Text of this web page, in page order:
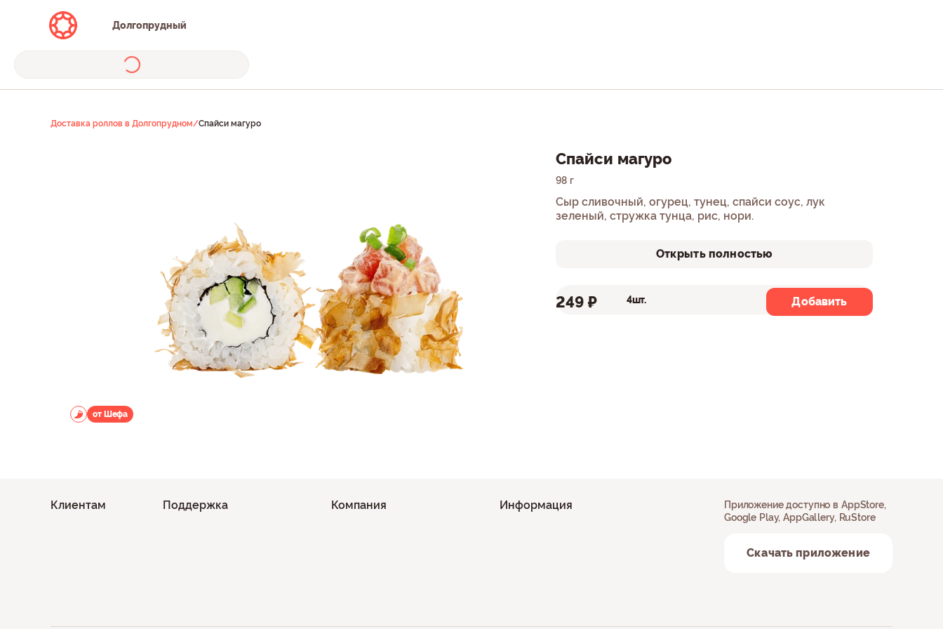
Долгопрудный
Доставка роллов в Долгопрудном/Спайси магуро
от Шефа
Спайси магуро
98 г
Сыр сливочный, огурец, тунец, спайси соус, лук
зеленый, стружка тунца, рис, нори.
Открыть полностью
4шт. 8шт.
249 ₽ Добавить
Клиентам Поддержка Компания Информация
Приложение доступно в AppStore,
Google Play, AppGallery, RuStore
Скачать приложение